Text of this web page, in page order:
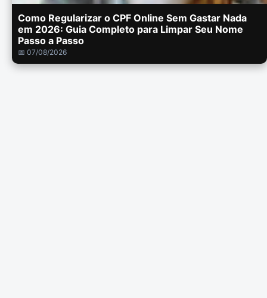
Como Regularizar o CPF Online Sem Gastar Nada
em 2026: Guia Completo para Limpar Seu Nome
Passo a Passo
📅 07/08/2026